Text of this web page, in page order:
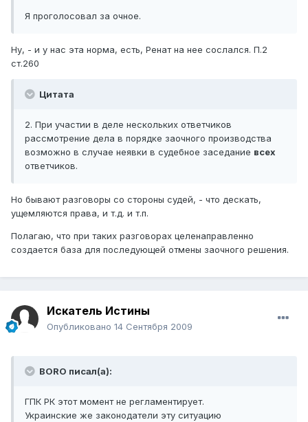
Я проголосовал за очное.
Ну, - и у нас эта норма, есть, Ренат на нее сослался. П.2
ст.260
Цитата
2. При участии в деле нескольких ответчиков
рассмотрение дела в порядке заочного производства
возможно в случае неявки в судебное заседание всех
ответчиков.
Но бывают разговоры со стороны судей, - что дескать,
ущемляются права, и т.д. и т.п.
Полагаю, что при таких разговорах целенаправленно
создается база для последующей отмены заочного решения.
Искатель Истины
Опубликовано 14 Сентября 2009
BORO писал(а):
ГПК РК этот момент не регламентирует.
Украинские же законодатели эту ситуацию